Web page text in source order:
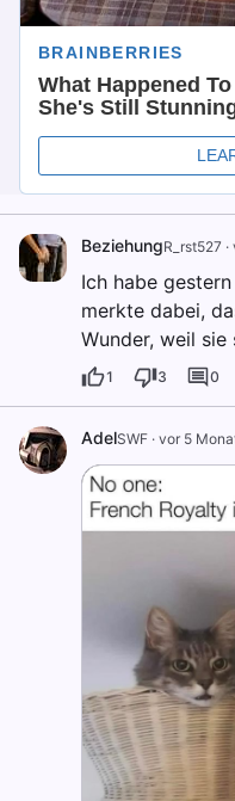
BeziehungR_rst527 ·
Ich habe
merkte dabei,
Wunder, weil
1 3 0
AdelSWF · vor 5